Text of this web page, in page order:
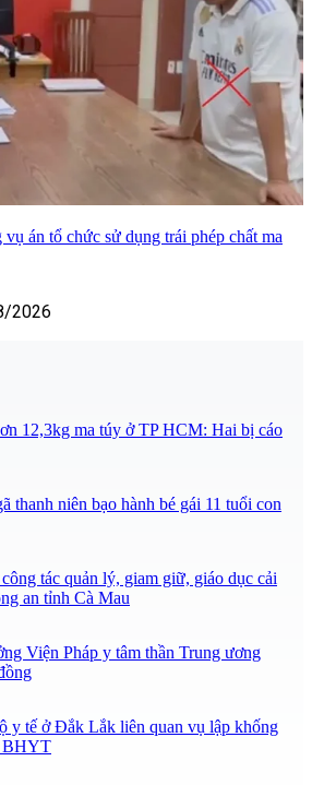
án tổ chức sử dụng trái phép chất ma
2026
12,3kg ma túy ở TP HCM: Hai bị cáo
thanh niên bạo hành bé gái 11 tuổi con
tác quản lý, giam giữ, giáo dục cải
an tỉnh Cà Mau
Viện Pháp y tâm thần Trung ương
y tế ở Đắk Lắk liên quan vụ lập khống
BHYT